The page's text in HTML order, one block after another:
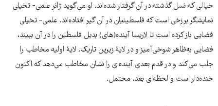
خیالی که نسل گذشته در آن گرفتار شده‌اند. او می‌گوید ژانر علمی- تخیلی
نمایشگر برزخی است که فلسطینیان در آن گیر افتاده‌اند. علمی- تخیلی
فضایی باز کرده است تا لاریسا آینده‌(های) بدیل فلسطین را در آن ببیند،
فضایی به‌ظاهر شوخی‌آمیز و در لایۀ زیرین تاریک. لایۀ اولیه مخاطب را
جلب می‌کند و در قدم بعدی آینده‌ای را نشان مخاطب می‌دهد که اکنون
خنده‌دار است و لحظه‌ای بعد، محتمل.